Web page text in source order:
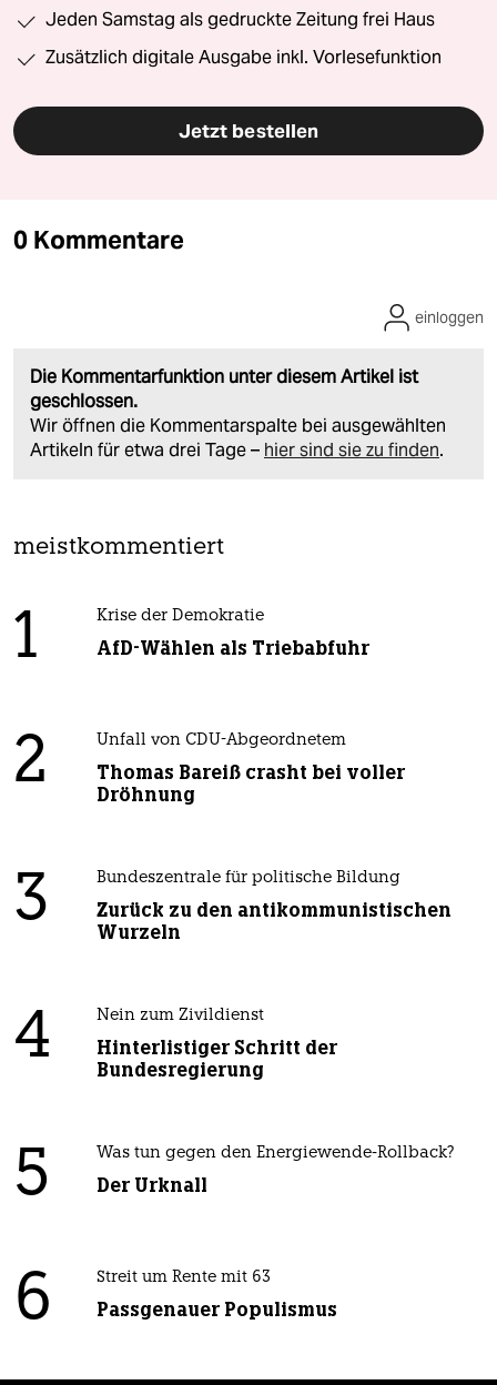
Jeden Samstag als gedruckte Zeitung frei Haus
Zusätzlich digitale Ausgabe inkl. Vorlesefunktion
Jetzt bestellen
0 Kommentare
Die Kommentarfunktion unter diesem Artikel ist
geschlossen.
Wir öffnen die Kommentarspalte bei ausgewählten
Artikeln für etwa drei Tage – hier sind sie zu finden.
einloggen
meistkommentiert
1 Krise der Demokratie
AfD-Wählen als Triebabfuhr
2 Unfall von CDU-Abgeordnetem
Thomas Bareiß crasht bei voller
Dröhnung
3 Bundeszentrale für politische Bildung
Zurück zu den antikommunistischen
Wurzeln
4 Nein zum Zivildienst
Hinterlistiger Schritt der
Bundesregierung
5 Was tun gegen den Energiewende-Rollback?
Der Urknall
6 Streit um Rente mit 63
Passgenauer Populismus